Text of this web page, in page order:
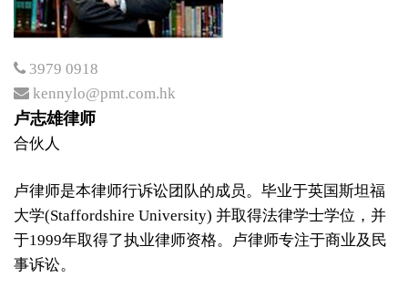
3979 0918
kennylo@pmt.com.hk
卢志雄律师
合伙人
卢律师是本律师行诉讼团队的成员。毕业于英国斯坦福
大学(Staffordshire University) 并取得法律学士学位，并
于1999年取得了执业律师资格。卢律师专注于商业及民
事诉讼。